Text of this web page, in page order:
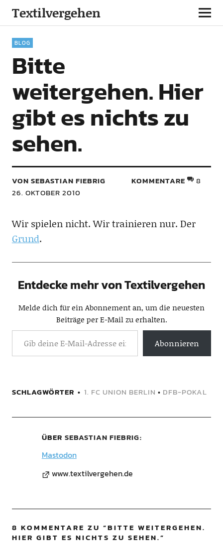
Textilvergehen
BLOG
Bitte
weitergehen. Hier
gibt es nichts zu
sehen.
VON SEBASTIAN FIEBRIG
26. OKTOBER 2010
KOMMENTARE 8
Wir spielen nicht. Wir trainieren nur. Der
Grund.
Entdecke mehr von Textilvergehen
Melde dich für ein Abonnement an, um die neuesten
Beiträge per E-Mail zu erhalten.
Abonnieren
SCHLAGWÖRTER 1. FC UNION BERLIN • DFB-POKAL
ÜBER SEBASTIAN FIEBRIG
Mastodon
www.textilvergehen.de
8 KOMMENTARE ZU “BITTE WEITERGEHEN.
HIER GIBT ES NICHTS ZU SEHEN.”